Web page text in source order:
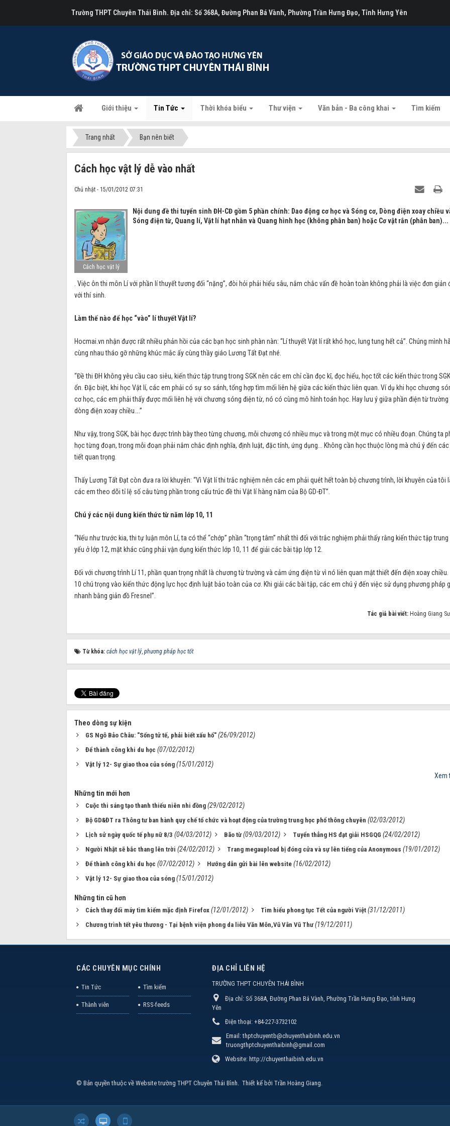
Giới thiệu Tin Tức Thời khóa biểu Thư viện Văn bản - Ba công khai Tìm kiếm
Trường THPT Chuyên Thái Bình. Địa chỉ: Số 368A, Đường Phan Bá Vành, Phường Trần Hưng Đạo, Tỉnh Hưng Yên
Trang nhất Bạn nên biết
Cách học vật lý dễ vào nhất
Chủ nhật - 15/01/2012 07:31
Cách học vật lý
Nội dung đề thi tuyển sinh ĐH-CĐ gồm 5 phần chính: Dao động cơ học và Sóng cơ, Dòng điện xoay chiều
Sóng điện từ, Quang lí, Vật lí hạt nhân và Quang hình học (không phân ban) hoặc Cơ vật rắn (phân ban)...
. Việc ôn thi môn Lí với phần lí thuyết tương đối “nặng”, đòi hỏi phải hiểu sâu, nắm chắc vấn đề hoàn toàn không phải là việc đơn giản
với thí sinh.
Làm thế nào để học “vào” lí thuyết Vật lí?
Hocmai.vn nhận được rất nhiều phản hồi của các bạn học sinh phàn nàn: “Lí thuyết Vật lí rất khó học, lung tung hết cả”. Chúng mình
cùng nhau tháo gỡ những khúc mắc ấy cùng thầy giáo Lương Tất Đạt nhé.
“Đề thi ĐH không yêu cầu cao siêu, kiến thức tập trung trong SGK nên các em chỉ cần đọc kĩ, đọc hiểu, học tốt các kiến thức trong
ổn. Đặc biệt, khi học Vật lí, các em phải có sự so sánh, tổng hợp tìm mối liên hệ giữa các kiến thức liên quan. Ví dụ khi học chương
cơ học, các em phải thấy được mối liên hệ với chương sóng điện từ, nó có cùng mô hình toán học. Hay lưu ý giữa phần điện từ trường
dòng điện xoay chiều….”
Như vậy, trong SGK, bài học được trình bày theo từng chương, mỗi chương có nhiều mục và trong một mục có nhiều đoạn. Chúng ta
học từng đoạn, trong mỗi đoạn phải nắm chắc định nghĩa, định luật, đặc tính, ứng dụng... Không cần học thuộc lòng mà chú ý đến
tiết quan trọng.
Thấy Lương Tất Đạt còn đưa ra lời khuyên: “Vì Vật lí thi trắc nghiệm nên các em phải quét hết toàn bộ chương trình, lời khuyên của tôi
các em theo dõi tỉ lệ số câu từng phần trong cấu trúc đề thi Vật lí hàng năm của Bộ GD-ĐT”.
Chú ý các nội dung kiến thức từ năm lớp 10, 11
“Nếu như trước kia, thi tự luận môn Lí, ta có thể “chớp” phần “trọng tâm” nhất thì đối với trắc nghiệm phải thấy rằng kiến thức tập trung
yếu ở lớp 12, mặt khác cũng phải vận dụng kiến thức lớp 10, 11 để giải các bài tập lớp 12.
Đối với chương trình Lí 11, phần quan trọng nhất là chương từ trường và cảm ứng điện từ vì nó liên quan mật thiết đến điện xoay chiều.
10 chú trọng vào kiến thức động lực học định luật bảo toàn của cơ. Khi giải các bài tập, các em chú ý đến việc sử dụng phương pháp
nhanh bằng giản đồ Fresnel”.
Tác giả bài viết: Hoàng Giang
Từ khóa: cách học vật lý phương pháp học tốt
Theo dòng sự kiện
GS Ngô Bảo Châu: "Sống tử tế, phải biết xấu hổ" (26/09/2012)
Để thành công khi du học (07/02/2012)
Vật lý 12- Sự giao thoa của sóng (15/01/2012)
Xem
Những tin mới hơn
Cuộc thi sáng tạo thanh thiếu niên nhi đồng (29/02/2012)
Bộ GD&ĐT ra Thông tư ban hành quy chế tổ chức và hoạt động của trường trung học phổ thông chuyên (02/03/2012)
Lịch sử ngày quốc tế phụ nữ 8/3 (04/03/2012) Bão từ (09/03/2012) Tuyển thẳng HS đạt giải HSGQG (24/02/2012)
Người Nhật sẽ bắc thang lên trời (24/02/2012) Trang megaupload bị đóng cửa và sự lên tiếng của Anonymous (19/01/2012)
Để thành công khi du học (07/02/2012) Hướng dẫn gửi bài lên website (16/02/2012)
Vật lý 12- Sự giao thoa của sóng (15/01/2012)
Những tin cũ hơn
Cách thay đổi máy tìm kiếm mặc định Firefox (12/01/2012) Tìm hiểu phong tục Tết của người Việt (31/12/2011)
Chương trình tết yêu thương - Tại bệnh viện phong da liễu Văn Môn,Vũ Vân Vũ Thư (19/12/2011)
CÁC CHUYÊN MỤC CHÍNH
Tin Tức Tìm kiếm
Thành viên RSS-feeds
ĐỊA CHỈ LIÊN HỆ
TRƯỜNG THPT CHUYÊN THÁI BÌNH
Địa chỉ: Số 368A, Đường Phan Bá Vành, Phường Trần Hưng Đạo, tỉnh Hưng
Yên
Điện thoại: +84-227-3732102
Email:thptchuyentb@chuyenthaibinh.edu.vn
truongthptchuyenthaibinh@gmail.com
Website: http://chuyenthaibinh.edu.vn
© Bản quyền thuộc về Website trường THPT Chuyên Thái Bình Thiết kế bởi Trần Hoàng Giang